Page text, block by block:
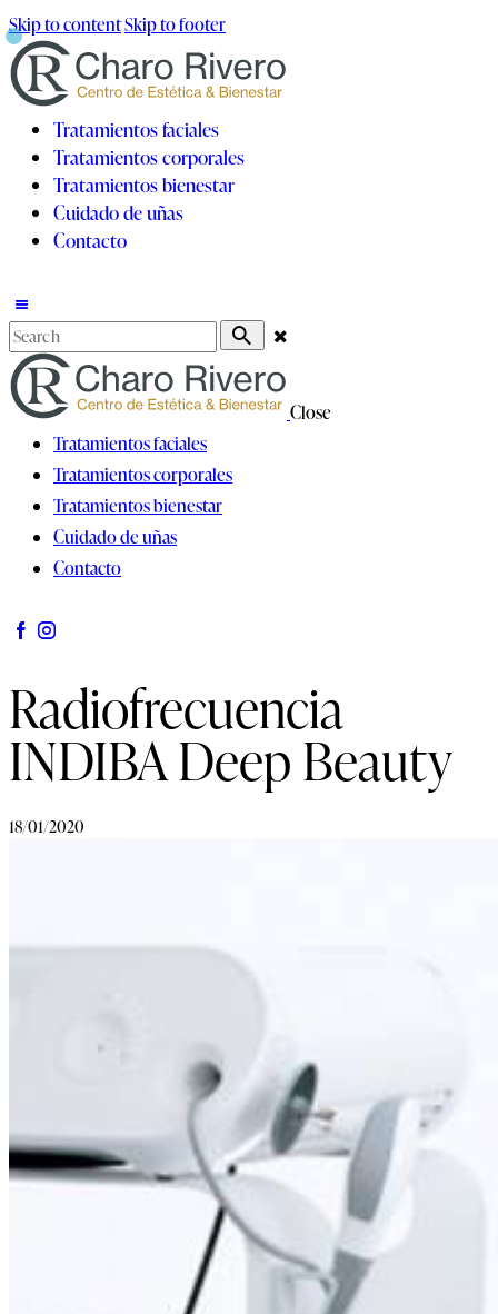
Skip to contentSkip to footer
Tratamientos faciales
Tratamientos corporales
Tratamientos bienestar
Cuidado de uñas
Contacto
Close
Tratamientos faciales
Tratamientos corporales
Tratamientos bienestar
Cuidado de uñas
Contacto
Radiofrecuencia
INDIBA Deep Beauty
18/01/2020